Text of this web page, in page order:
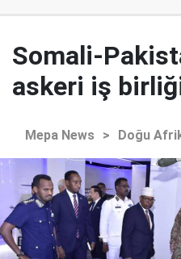
Somali-
askeri iş
Mepa News > Doğu